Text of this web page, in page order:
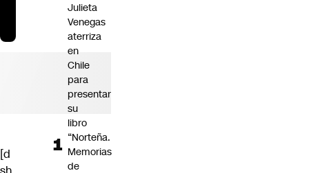
[d
Julieta
Venegas
aterriza
en
Chile
para
presentar
su
libro
“Norteña.
Memorias
de